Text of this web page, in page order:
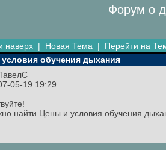
Форум о
наверх | Новая Тема | Перейти на
обучения дыхания
05-19 19:29
найти Цены и условия обучения